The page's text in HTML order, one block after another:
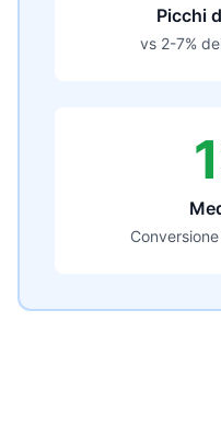
Picchi
vs 2-7%